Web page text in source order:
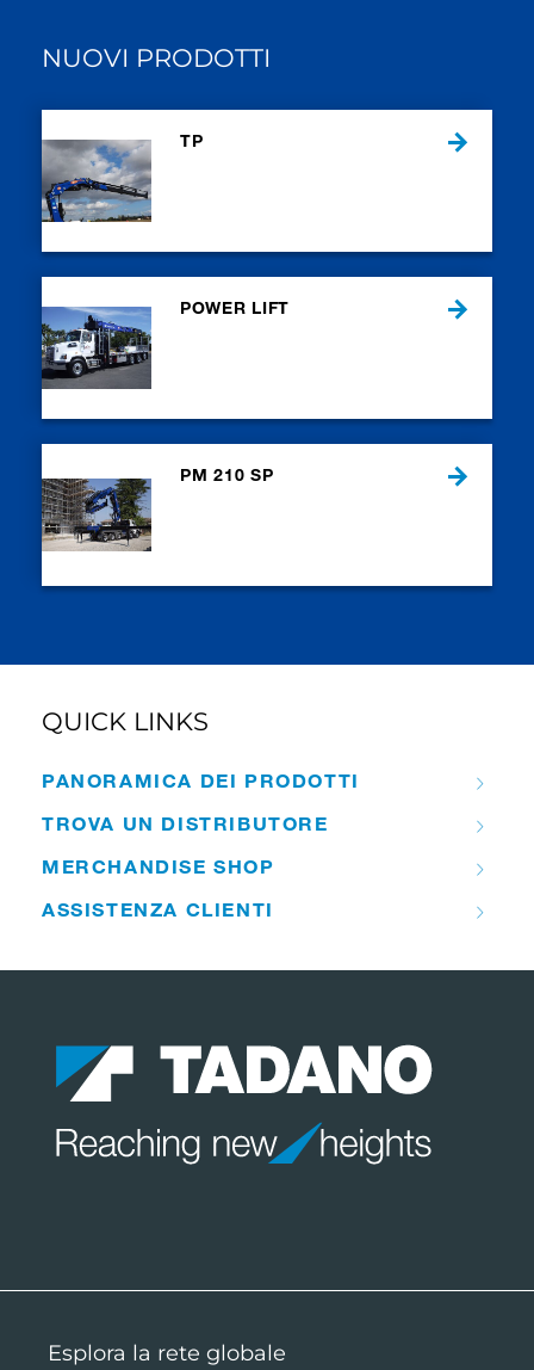
NUOVI PRODOTTI
TP
POWER LIFT
PM 210 SP
QUICK LINKS
PANORAMICA DEI PRODOTTI
TROVA UN DISTRIBUTORE
MERCHANDISE SHOP
ASSISTENZA CLIENTI
Esplora la rete globale